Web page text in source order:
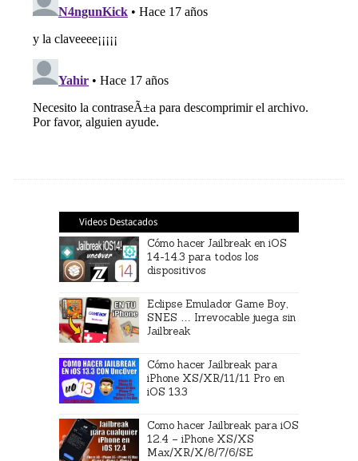
Videos Destacados
Cómo hacer Jailbreak en iOS
14-14.3 para todos los
dispositivos
Eclipse Emulador Game Boy,
SNES … Irrevocable juega sin
Jailbreak
Cómo hacer Jailbreak para
iPhone XS/XR/11/11 Pro en
iOS 13.3
Como hacer Jailbreak para iOS
12.4 – iPhone XS/XS
Max/XR/X/8/7/6/SE